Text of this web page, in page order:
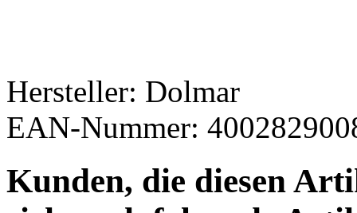
Hersteller: Dolmar
EAN-Nummer:
Kunden, die diesen